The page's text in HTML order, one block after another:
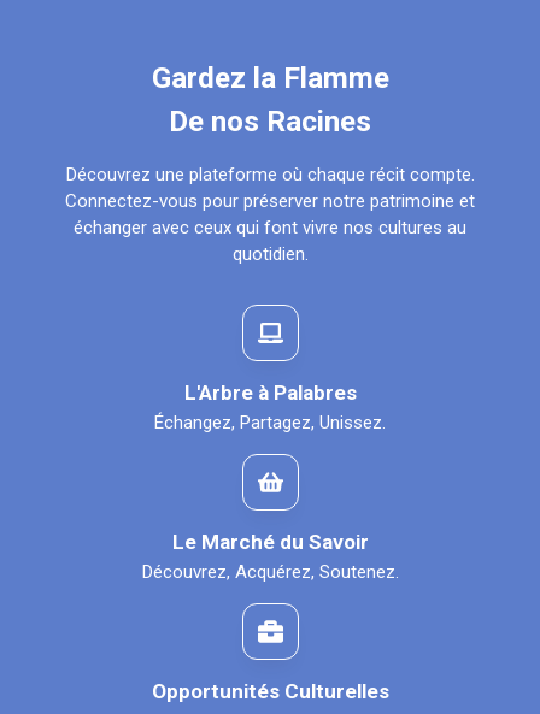
Gardez la Flamme
De nos Racines
Découvrez une plateforme où chaque récit compte.
Connectez-vous pour préserver notre patrimoine et
échanger avec ceux qui font vivre nos cultures au
quotidien.
L'Arbre à Palabres
Échangez, Partagez, Unissez.
Le Marché du Savoir
Découvrez, Acquérez, Soutenez.
Opportunités Culturelles